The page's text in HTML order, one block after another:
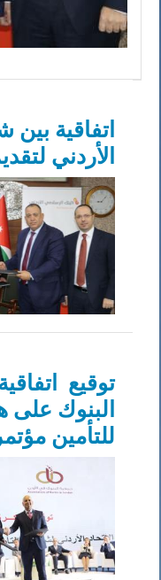
اتفاقية بين
الأردني
توقيع
البنوك على
للتأمين مؤتمر